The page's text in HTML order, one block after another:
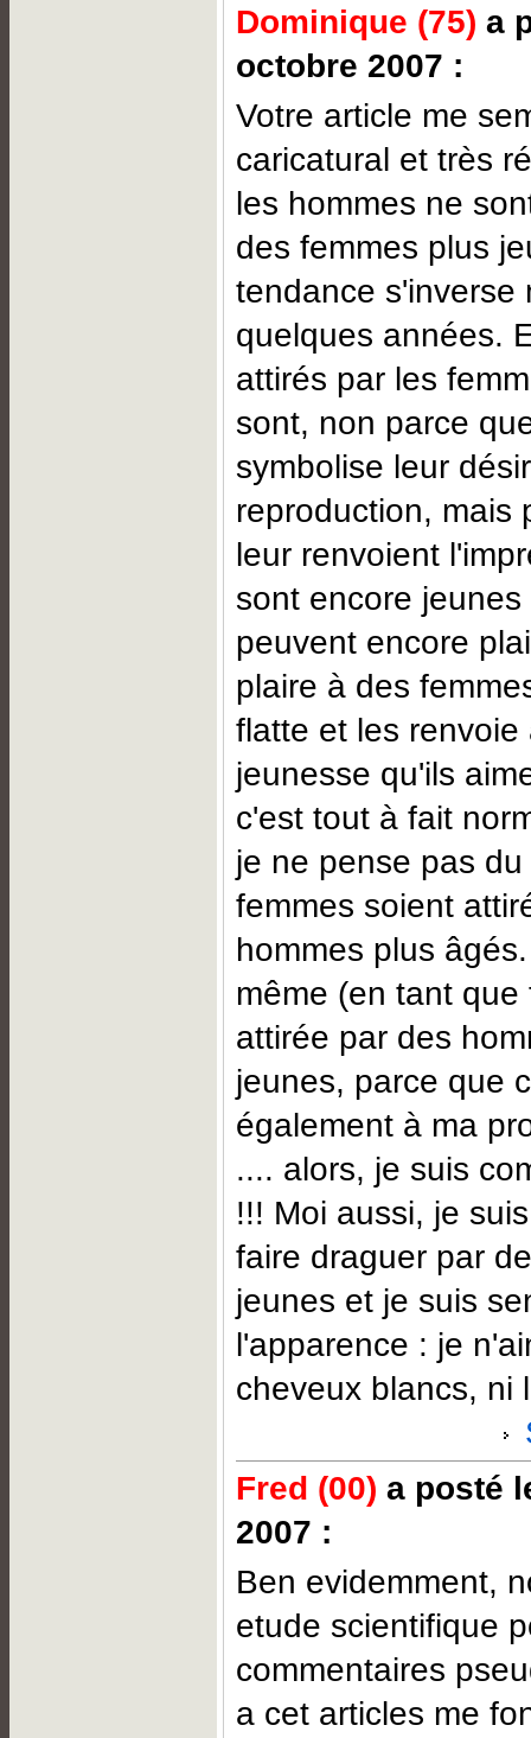
Dominique (75) a
octobre 2007 :
Votre article me
caricatural et très
les hommes ne
des femmes plus
tendance s'inverse
quelques années.
attirés par les
sont, non parce
symbolise leur
reproduction, mais
leur renvoient
sont encore
peuvent encore
plaire à des
flatte et les renvoie
jeunesse qu'ils
c'est tout à fait
je ne pense pas
femmes soient
hommes plus
même (en tant
attirée par des
jeunes, parce que
également à ma
.... alors, je suis
!!! Moi aussi, je
faire draguer par
jeunes et je suis
l'apparence : je
cheveux blancs, ni
Fred (00) a posté
2007 :
Ben evidemment,
etude scientifique
commentaires
a cet articles me